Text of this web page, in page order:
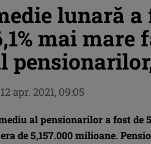
lunară a
mai mare
al pensionarilor a fost de
de 5,157.000 milioane.
apr. 2021, 09:05